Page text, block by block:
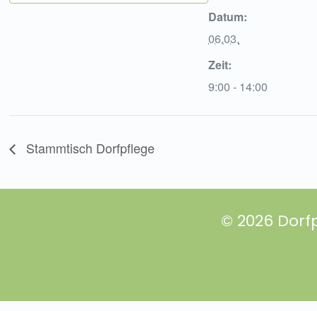
Datum:
06.03.
Zeit:
9:00 - 14:00
Stammtisch Dorfpflege
© 2026